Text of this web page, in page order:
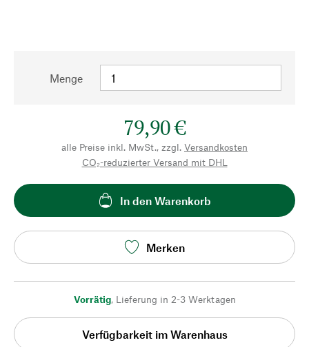
Menge
79,90 €
alle Preise inkl. MwSt., zzgl. Versandkosten
CO₂-reduzierter Versand mit DHL
In den Warenkorb
Merken
Vorrätig, Lieferung in 2-3 Werktagen
Verfügbarkeit im Warenhaus